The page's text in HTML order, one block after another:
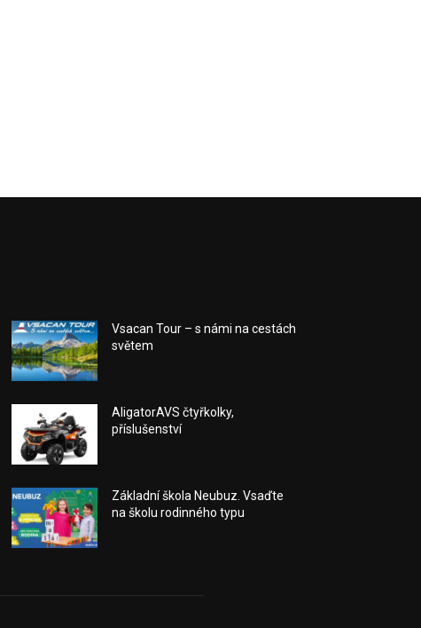
Vsacan Tour – s námi na cestách
světem
AligatorAVS čtyřkolky,
příslušenství
Základní škola Neubuz. Vsaďte
na školu rodinného typu